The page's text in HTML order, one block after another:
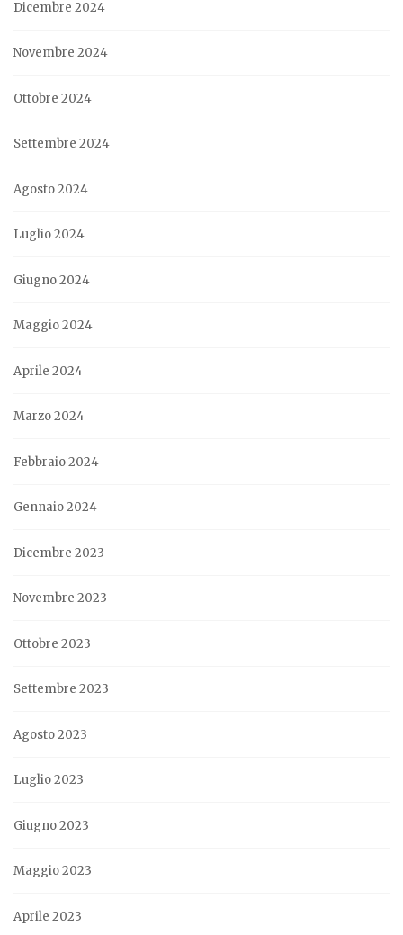
Dicembre 2024
Novembre 2024
Ottobre 2024
Settembre 2024
Agosto 2024
Luglio 2024
Giugno 2024
Maggio 2024
Aprile 2024
Marzo 2024
Febbraio 2024
Gennaio 2024
Dicembre 2023
Novembre 2023
Ottobre 2023
Settembre 2023
Agosto 2023
Luglio 2023
Giugno 2023
Maggio 2023
Aprile 2023